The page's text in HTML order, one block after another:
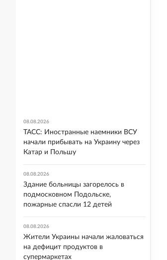
08.08.2026
ТАСС: Иностранные наемники ВСУ
начали прибывать на Украину через
Катар и Польшу
08.08.2026
Здание больницы загорелось в
подмосковном Подольске,
пожарные спасли 12 детей
08.08.2026
Жители Украины начали жаловаться
на дефицит продуктов в
супермаркетах